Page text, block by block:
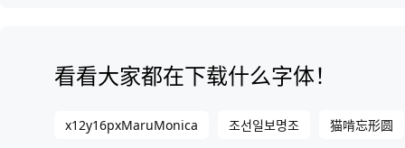
看看大家都在下载什么字体！
x12y16pxMaruMonica 조선일보명조 猫啃忘形圆